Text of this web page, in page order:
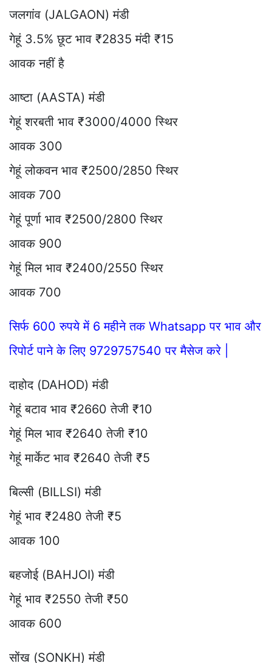
जलगांव (JALGAON) मंडी
गेहूं 3.5% छूट भाव ₹2835 मंदी ₹15
आवक नहीं है
आष्टा (AASTA) मंडी
गेहूं शरबती भाव ₹3000/4000 स्थिर
आवक 300
गेहूं लोकवन भाव ₹2500/2850 स्थिर
आवक 700
गेहूं पूर्णा भाव ₹2500/2800 स्थिर
आवक 900
गेहूं मिल भाव ₹2400/2550 स्थिर
आवक 700
सिर्फ 600 रुपये में 6 महीने तक Whatsapp पर भाव और
रिपोर्ट पाने के लिए 9729757540 पर मैसेज करे |
दाहोद (DAHOD) मंडी
गेहूं बटाव भाव ₹2660 तेजी ₹10
गेहूं मिल भाव ₹2640 तेजी ₹10
गेहूं मार्केट भाव ₹2640 तेजी ₹5
बिल्सी (BILLSI) मंडी
गेहूं भाव ₹2480 तेजी ₹5
आवक 100
बहजोई (BAHJOI) मंडी
गेहूं भाव ₹2550 तेजी ₹50
आवक 600
सोंख (SONKH) मंडी